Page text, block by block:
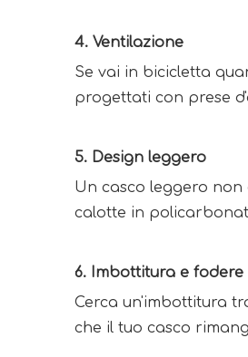
4. Ventilazione
Se vai in bicicletta
progettati con prese
5. Design leggero
Un casco leggero
calotte in
6. Imbottitura e fodere
Cerca un'imbottitura
che il tuo casco